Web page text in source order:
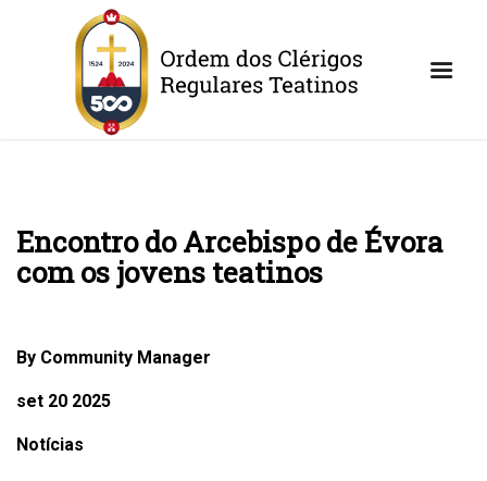
Encontro do Arcebispo de Évora
com os jovens teatinos
By Community Manager
set 20 2025
Notícias